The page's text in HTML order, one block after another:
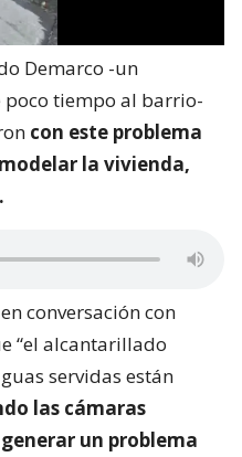
Demarco -un
tiempo al barrio-
con este problema
la vivienda,
conversación con
“el alcantarillado
servidas están
las cámaras
un problema